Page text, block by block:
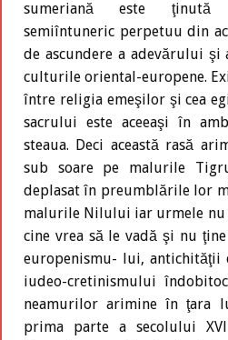
sumeriană este ţinută
semiîntuneric perpetuu din
de ascundere a adevărului
culturile oriental-europene.
între religia emeşilor şi cea
sacrului este aceeaşi în
steaua. Deci această rasă
sub soare pe malurile
deplasat în preumblările lor
malurile Nilului iar urmele
cine vrea să le vadă şi nu
europenismu- lui, antichităţii
iudeo-cretinismului
neamurilor arimine în ţara
prima parte a secolului